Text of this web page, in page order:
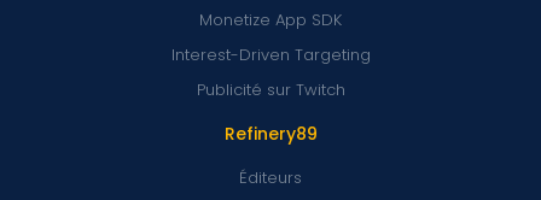
Refinery89
Éditeurs
Monetize App SDK
Interest-Driven Targeting
Publicité sur Twitch